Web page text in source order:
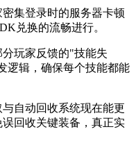
集登录时的服务器卡顿
兑换的流畅进行。
玩家反馈的"技能失
逻辑，确保每个技能都能
自动回收系统现在能更
回收关键装备，真正实